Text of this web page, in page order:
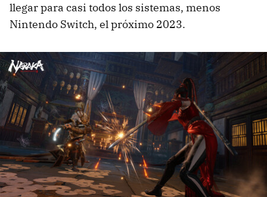
llegar para casi todos los sistemas, menos
Nintendo Switch, el próximo 2023.